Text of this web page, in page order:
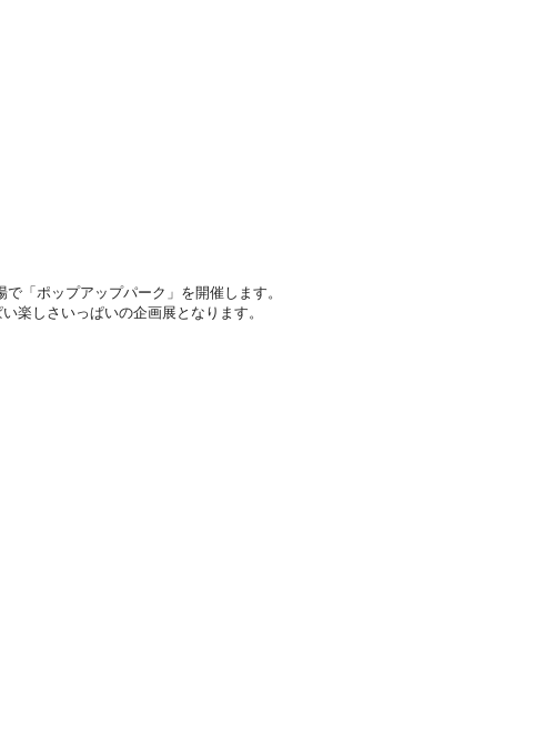
「ポップアップパーク」を開催します。
楽しさいっぱいの企画展となります。